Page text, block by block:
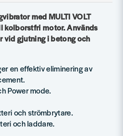
med MULTI VOLT
kolborstfri motor. Används
vid gjutning i betong och
en effektiv eliminering av
Power mode.
och strömbrytare.
och laddare.